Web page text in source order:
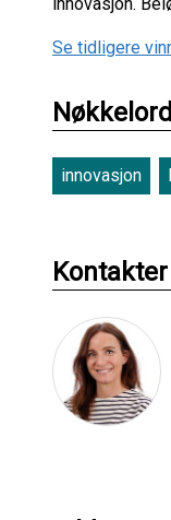
Se tidligere
Nøkkelord
innovasjon
Kontakter